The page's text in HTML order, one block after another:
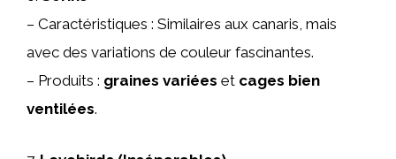
– Caractéristiques : Similaires aux canaris, mais
avec des variations de couleur fascinantes.
– Produits : graines variées et cages bien
ventilées.